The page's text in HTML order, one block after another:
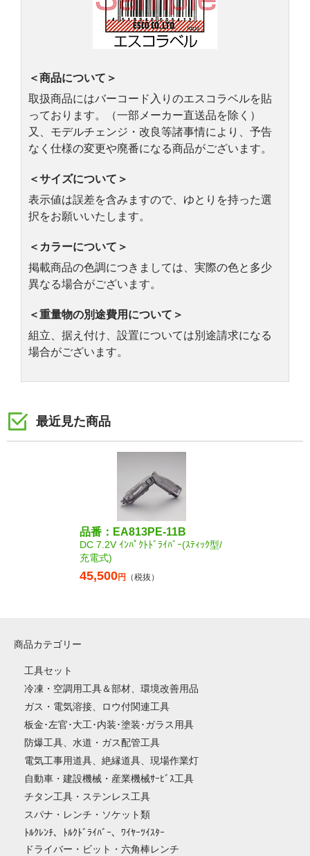
＜商品について＞
取扱商品にはバーコード入りのエスコラベルを貼
っております。（一部メーカー直送品を除く）
又、モデルチェンジ・改良等諸事情により、予告
なく仕様の変更や廃番になる商品がございます。
＜サイズについて＞
表示値は誤差を含みますので、ゆとりを持った選
択をお願いいたします。
＜カラーについて＞
掲載商品の色調につきましては、実際の色と多少
異なる場合がございます。
＜重量物の別途費用について＞
組立、据え付け、設置については別途請求になる
場合がございます。
最近見た商品
品番：EA813PE-11B
DC 7.2V ｲﾝﾊﾟｸﾄﾄﾞﾗｲﾊﾞｰ(ｽﾃｨｯｸ型/
充電式)
45,500円 （税抜）
商品カテゴリー
工具セット
冷凍・空調用工具＆部材、環境改善用品
ガス・電気溶接、ロウ付関連工具
板金･左官･大工･内装･塗装･ガラス用具
防爆工具、水道・ガス配管工具
電気工事用道具、絶縁道具、現場作業灯
自動車・建設機械・産業機械ｻｰﾋﾞｽ工具
チタン工具・ステンレス工具
スパナ・レンチ・ソケット類
ﾄﾙｸﾚﾝﾁ、ﾄﾙｸﾄﾞﾗｲﾊﾞｰ、ﾜｲﾔｰﾂｲｽﾀｰ
ドライバー・ビット・六角棒レンチ